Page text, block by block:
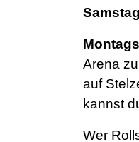
Arena
auf
kannst
Wer